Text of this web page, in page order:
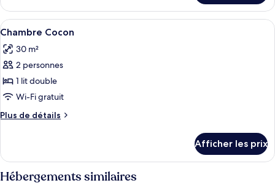
Chambre
Afficher
toutes
les
photos
pour
ce
type
de
Chambre
Cocon
Literie de qualité, minibar, coffre-
3
Chambre Cocon
30 m²
2 personnes
1 lit double
Wi-Fi gratuit
Plus de détails
Plus
Chambre
Cocon
Afficher les prix
Hébergements similaires